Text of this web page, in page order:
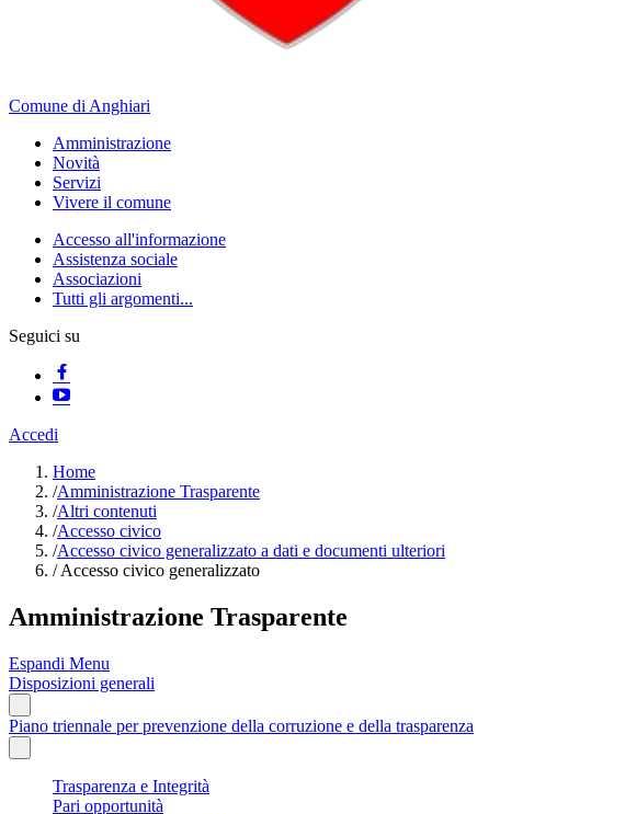
Comune di Anghiari
Amministrazione
Novità
Servizi
Vivere il comune
Accesso all'informazione
Assistenza sociale
Associazioni
Tutti gli argomenti...
Seguici su
Accedi
Home
/Amministrazione Trasparente
/Altri contenuti
/Accesso civico
/Accesso civico generalizzato a dati e documenti ulteriori
/Accesso civico generalizzato
Amministrazione Trasparente
Espandi Menu
Disposizioni generali
Piano triennale per prevenzione della corruzione e della trasparenza
Trasparenza e Integrità
Pari opportunità